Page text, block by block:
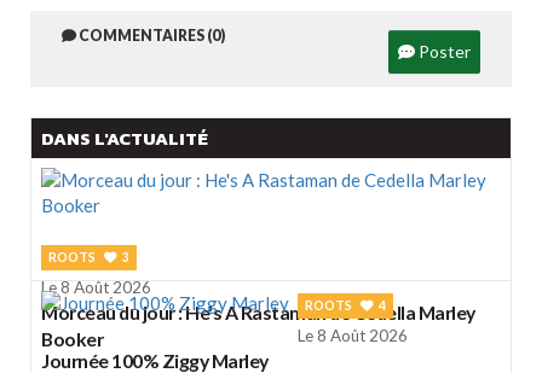
COMMENTAIRES (0)
Poster
DANS L'ACTUALITÉ
ROOTS 3
Le 8 Août 2026
Morceau du jour : He's A Rastaman de Cedella Marley
Booker
ROOTS 4
Le 8 Août 2026
Journée 100% Ziggy Marley